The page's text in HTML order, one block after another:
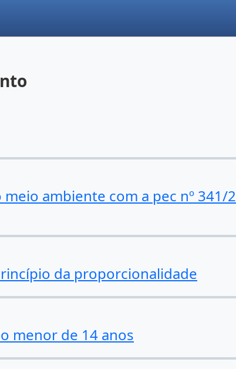
ambiente com a pec nº
da proporcionalidade
menor de 14 anos